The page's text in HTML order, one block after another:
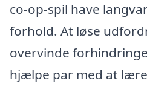
co-op-spil have
forhold. At løse
overvinde
hjælpe par med at